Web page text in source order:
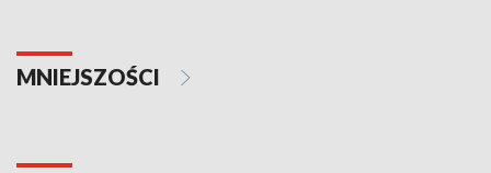
MNIEJSZOŚCI